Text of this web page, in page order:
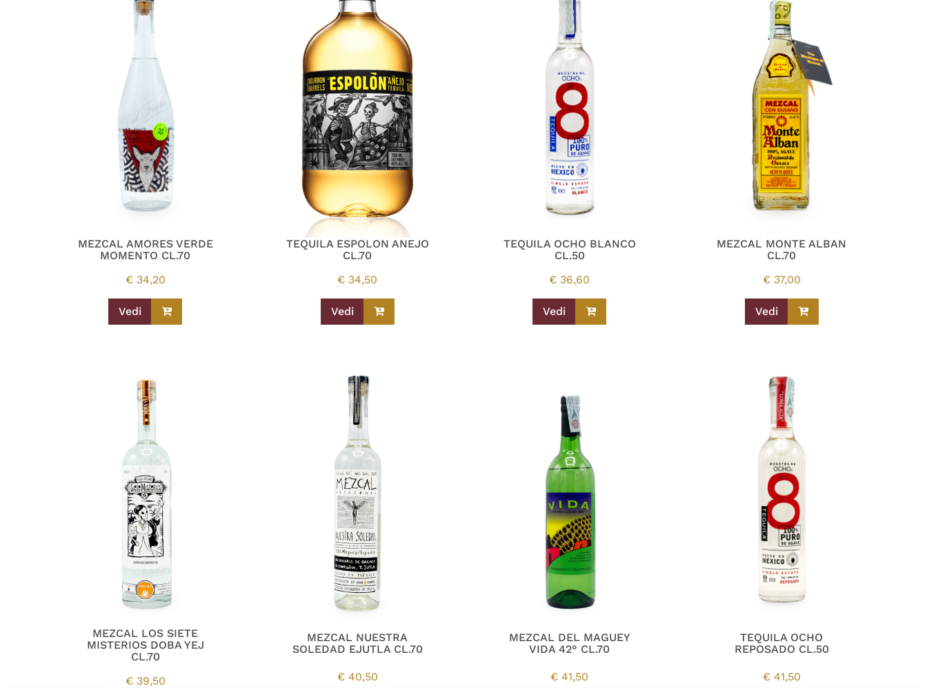
MEZCAL AMORES VERDE
MOMENTO CL.70
€ 34,20
Vedi
TEQUILA ESPOLON ANEJO
CL.70
€ 34,50
Vedi
TEQUILA OCHO BLANCO
CL.50
€ 36,60
Vedi
MEZCAL MONTE ALBAN
CL.70
€ 37,00
Vedi
MEZCAL LOS SIETE
MISTERIOS DOBA YEJ
CL.70
€ 39,50
MEZCAL NUESTRA
SOLEDAD EJUTLA CL.70
€ 40,50
MEZCAL DEL MAGUEY
VIDA 42° CL.70
€ 41,50
TEQUILA OCHO
REPOSADO CL.50
€ 41,50